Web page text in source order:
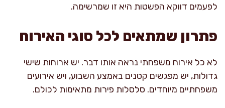
לפעמים דווקא הפשטות היא זו שמרשימה.
פתרון שמתאים לכל סוגי האירוח
לא כל אירוח משפחתי נראה אותו דבר. יש ארוחות שישי
גדולות, יש מפגשים קטנים באמצע השבוע, ויש אירועים
משפחתיים מיוחדים. סלסלות פירות מתאימות לכולם.